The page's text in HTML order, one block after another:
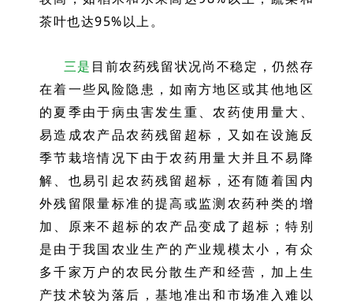
茶叶也达95%以上。
三是 目前农药残留状况尚不稳定，仍然存
在着一些风险隐患，如南方地区或其他地区
的夏季由于病虫害发生重、农药使用量大、
易造成农产品农药残留超标，又如在设施反
季节栽培情况下由于农药用量大并且不易降
解、也易引起农药残留超标，还有随着国内
外残留限量标准的提高或监测农药种类的增
加、原来不超标的农产品变成了超标；特别
是由于我国农业生产的产业规模太小，有众
多千家万户的农民分散生产和经营，加上生
产技术较为落后，基地准出和市场准入难以